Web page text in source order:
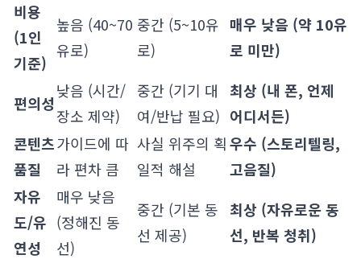
비용
(1인
기준)
높음 (40~70
유로)
중간 (5~10유
로)
매우 낮음 (약 10유
로 미만)
편의성
낮음 (시간/
장소 제약)
중간 (기기 대
여/반납 필요)
최상 (내 폰, 언제
어디서든)
콘텐츠
품질
가이드에 따
라 편차 큼
사실 위주의 획
일적 해설
우수 (스토리텔링,
고음질)
자유
도/유
연성
매우 낮음
(정해진 동
선)
중간 (기본 동
선 제공)
최상 (자유로운 동
선, 반복 청취)